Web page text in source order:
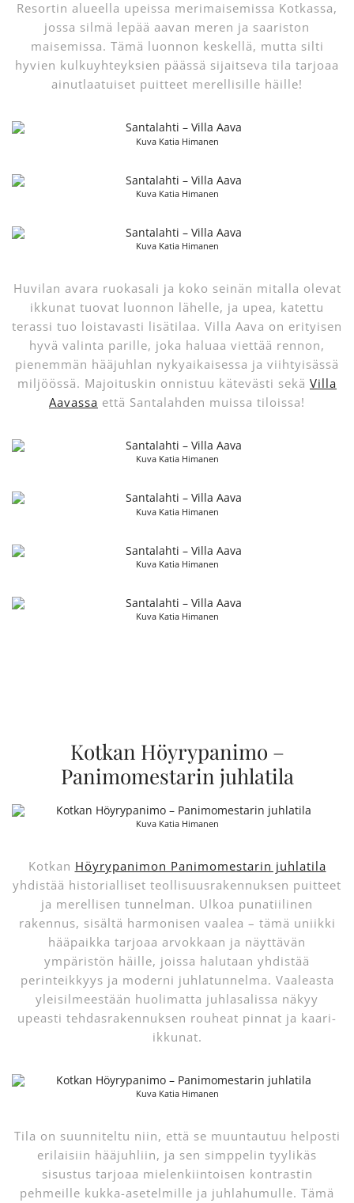
Resortin alueella upeissa merimaisemissa Kotkassa,
jossa silmä lepää aavan meren ja saariston
maisemissa. Tämä luonnon keskellä, mutta silti
hyvien kulkuyhteyksien päässä sijaitseva tila tarjoaa
ainutlaatuiset puitteet merellisille häille!
Kuva Katia Himanen
Kuva Katia Himanen
Kuva Katia Himanen
Huvilan avara ruokasali ja koko seinän mitalla olevat
ikkunat tuovat luonnon lähelle, ja upea, katettu
terassi tuo loistavasti lisätilaa. Villa Aava on erityisen
hyvä valinta parille, joka haluaa viettää rennon,
pienemmän hääjuhlan nykyaikaisessa ja viihtyisässä
miljöössä. Majoituskin onnistuu kätevästi sekä Villa
Aavassa että Santalahden muissa tiloissa!
Kuva Katia Himanen
Kuva Katia Himanen
Kuva Katia Himanen
Kuva Katia Himanen
Kotkan Höyrypanimo –
Panimomestarin juhlatila
Kuva Katia Himanen
Kotkan Höyrypanimon Panimomestarin juhlatila
yhdistää historialliset teollisuusrakennuksen puitteet
ja merellisen tunnelman. Ulkoa punatiilinen
rakennus, sisältä harmonisen vaalea – tämä uniikki
hääpaikka tarjoaa arvokkaan ja näyttävän
ympäristön häille, joissa halutaan yhdistää
perinteikkyys ja moderni juhlatunnelma. Vaaleasta
yleisilmeestään huolimatta juhlasalissa näkyy
upeasti tehdasrakennuksen rouheat pinnat ja kaari-
ikkunat.
Kuva Katia Himanen
Tila on suunniteltu niin, että se muuntautuu helposti
erilaisiin hääjuhliin, ja sen simppelin tyylikäs
sisustus tarjoaa mielenkiintoisen kontrastin
pehmeille kukka-asetelmille ja juhlahumulle. Tämä